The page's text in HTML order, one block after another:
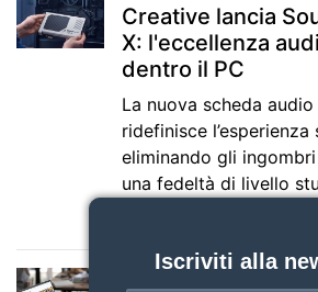
Creative lancia
X: l'eccellenza
dentro il PC
La nuova scheda
ridefinisce
eliminando gli
una fedeltà di livello
supporto
Iscriviti alla